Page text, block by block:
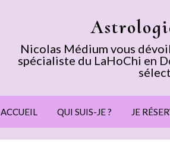
Nicolas Médium vous
spécialiste du LaHoChi en
ACCUEIL QUI SUIS-JE ? JE